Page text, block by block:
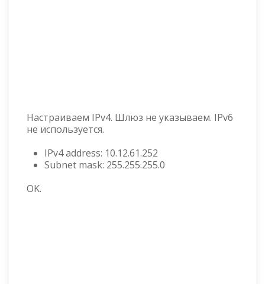
Настраиваем IPv4. Шлюз не указываем. IPv6
не используется.
IPv4 address: 10.12.61.252
Subnet mask: 255.255.255.0
OK.